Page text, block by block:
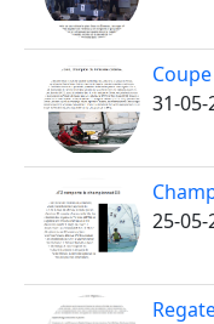
31-05-
25-05-